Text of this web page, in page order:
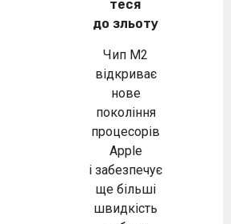
теся
до зльоту
Чип M2
відкриває
нове
покоління
процесорів
Apple
і забезпечує
ще більші
швидкість